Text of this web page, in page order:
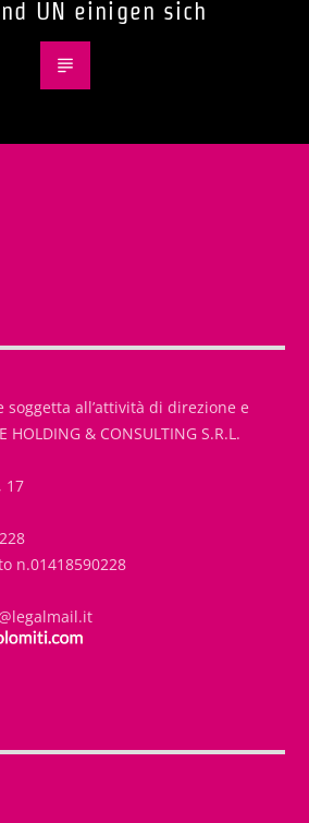
UN einigen sich
soggetta all’attività di direzione e
& CONSULTING S.R.L.
17
n.01418590228